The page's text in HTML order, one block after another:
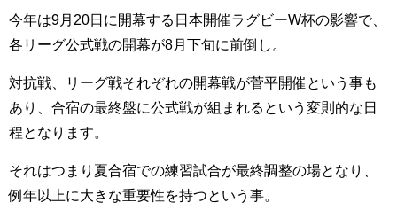
今年は9月20日に開幕する日本開催ラグビーW杯の影響で、
各リーグ公式戦の開幕が8月下旬に前倒し。
対抗戦、リーグ戦それぞれの開幕戦が菅平開催という事も
あり、合宿の最終盤に公式戦が組まれるという変則的な日
程となります。
それはつまり夏合宿での練習試合が最終調整の場となり、
例年以上に大きな重要性を持つという事。